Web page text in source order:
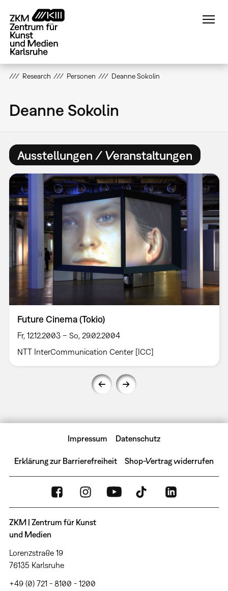
zum
Inhalt
Research Personen Deanne Sokolin
Deanne Sokolin
Ausstellungen / Veranstaltungen
Future Cinema (Tokio)
Fr, 12.12.2003 – So, 29.02.2004
NTT InterCommunication Center [ICC]
Impressum Datenschutz
Erklärung zur Barrierefreiheit Shop-Vertrag widerrufen
ZKM | Zentrum für Kunst
und Medien
Lorenzstraße 19
76135 Karlsruhe
+49 (0) 721 - 8100 - 1200